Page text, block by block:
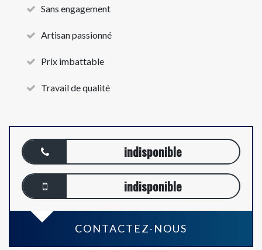
Sans engagement
Artisan passionné
Prix imbattable
Travail de qualité
indisponible
indisponible
CONTACTEZ-NOUS